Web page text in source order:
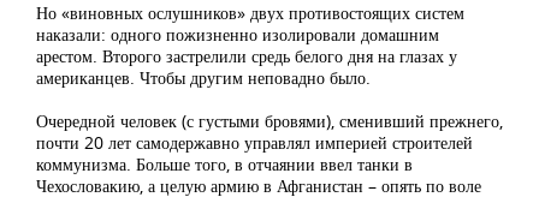
Но «виновных ослушников» двух противостоящих систем
наказали: одного пожизненно изолировали домашним
арестом. Второго застрелили средь белого дня на глазах у
американцев. Чтобы другим неповадно было.
Очередной человек (с густыми бровями), сменивший прежнего,
почти 20 лет самодержавно управлял империей строителей
коммунизма. Больше того, в отчаянии ввел танки в
Чехословакию, а целую армию в Афганистан – опять по воле